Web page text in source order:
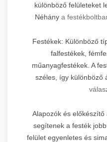
különböző felületeket
Néhány a
Festékek: Különböző
falfestékek,
műanyagfestékek. A
széles, így különböző
Alapozók és
segítenek a festék
felület egyenletes és